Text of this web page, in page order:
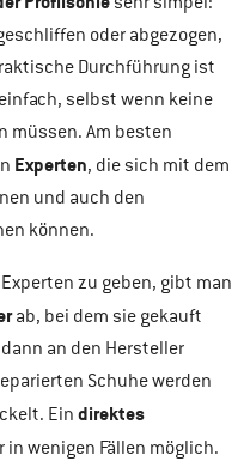
oder abgezogen,
Durchführung ist
selbst wenn keine
müssen. Am besten
Experten, die sich mit dem
und auch den
können.
zu geben, gibt man
ab, bei dem sie gekauft
an den Hersteller
Schuhe werden
Ein direktes
wenigen Fällen möglich.